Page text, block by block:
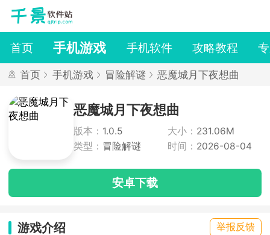
首页 手机游戏 手机软件 攻略教程
首页 手机游戏 冒险解谜 恶魔城月下夜想曲
恶魔城月下夜想曲
版本： 1.0.5 大小： 231.06M
类型： 冒险解谜 时间： 2026-08-04
安卓下载
游戏介绍 举报反馈